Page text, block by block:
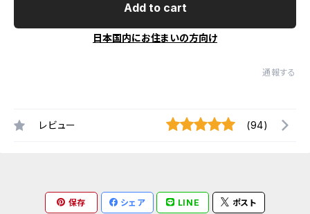
Add to cart
日本国内にお住まいの方向け
通報する
レビュー (94)
保存 シェア LINE ポスト